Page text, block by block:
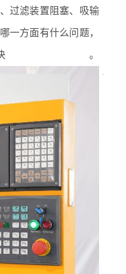
过滤装置阻塞、吸输
一方面有什么问题，
。